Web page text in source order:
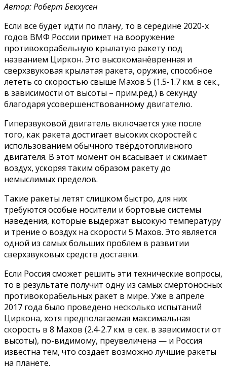
Автор: Роберт Бекхусен
Если все будет идти по плану, то в середине 2020-х
годов ВМФ России примет на вооружение
противокорабельную крылатую ракету под
названием Циркон. Это высокоманёвренная и
сверхзвуковая крылатая ракета, оружие, способное
лететь со скоростью свыше Махов 5 (1.5-1.7 км. в сек.,
в зависимости от высоты – прим.ред.) в секунду
благодаря усовершенствованному двигателю.
Гиперзвуковой двигатель включается уже после
того, как ракета достигает высоких скоростей с
использованием обычного твёрдотопливного
двигателя. В этот момент он всасывает и сжимает
воздух, ускоряя таким образом ракету до
немыслимых пределов.
Такие ракеты летят слишком быстро, для них
требуются особые носители и бортовые системы
наведения, которые выдержат высокую температуру
и трение о воздух на скорости 5 Махов. Это является
одной из самых больших проблем в развитии
сверхзвуковых средств доставки.
Если Россия сможет решить эти технические вопросы,
то в результате получит одну из самых смертоносных
противокорабельных ракет в мире. Уже в апреле
2017 года было проведено несколько испытаний
Циркона, хотя предполагаемая максимальная
скорость в 8 Махов (2.4-2.7 км. в сек. в зависимости от
высоты), по-видимому, преувеличена — и Россия
известна тем, что создаёт возможно лучшие ракеты
на планете.